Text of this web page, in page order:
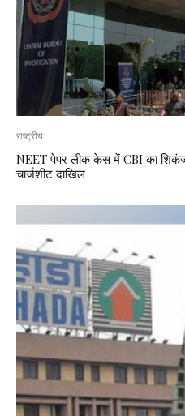
राष्ट्रीय
NEET पेपर लीक केस में CBI का
चार्जशीट दाखिल